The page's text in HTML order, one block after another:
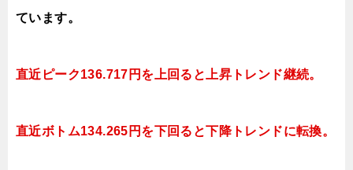
ています。
直近ピーク136.717円を上回ると上昇 トレンド継続。
直近ボトム134.265円を下回ると下降トレンドに転換。